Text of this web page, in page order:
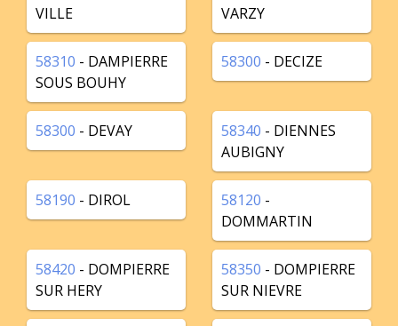
VILLE
VARZY
58310 - DAMPIERRE
SOUS BOUHY
58300 - DECIZE
58300 - DEVAY 58340 - DIENNES
AUBIGNY
58190 - DIROL 58120 -
DOMMARTIN
58420 - DOMPIERRE
SUR HERY
58350 - DOMPIERRE
SUR NIEVRE